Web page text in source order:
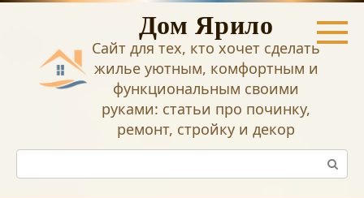
Перейти
Дом Ярило
Сайт для тех, кто хочет сделать
жилье уютным, комфортным и
функциональным своими
руками: статьи про починку,
ремонт, стройку и декор
Поиск: